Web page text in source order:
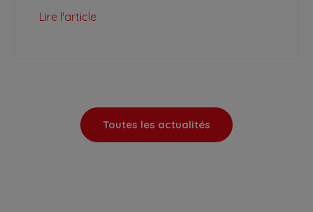
Lire l'article
Toutes les actualités